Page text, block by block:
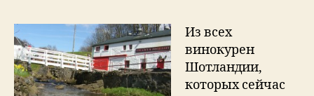
винокурня
Шотландии
Из всех
винокурен
Шотландии,
которых сейчас